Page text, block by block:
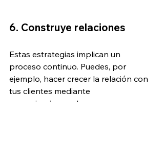
6. Construye relaciones
Estas estrategias implican un
proceso continuo. Puedes, por
ejemplo, hacer crecer la relación con
tus clientes mediante
comunicaciones claras, o